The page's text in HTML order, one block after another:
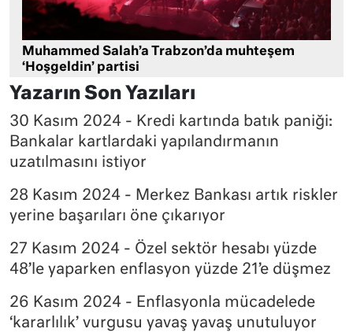
Muhammed Salah’a Trabzon’da muhteşem
‘Hoşgeldin’ partisi
Yazarın Son Yazıları
30 Kasım 2024 - Kredi kartında batık paniği:
Bankalar kartlardaki yapılandırmanın
uzatılmasını istiyor
28 Kasım 2024 - Merkez Bankası artık riskler
yerine başarıları öne çıkarıyor
27 Kasım 2024 - Özel sektör hesabı yüzde
48’le yaparken enflasyon yüzde 21’e düşmez
26 Kasım 2024 - Enflasyonla mücadelede
‘kararlılık’ vurgusu yavaş yavaş unutuluyor